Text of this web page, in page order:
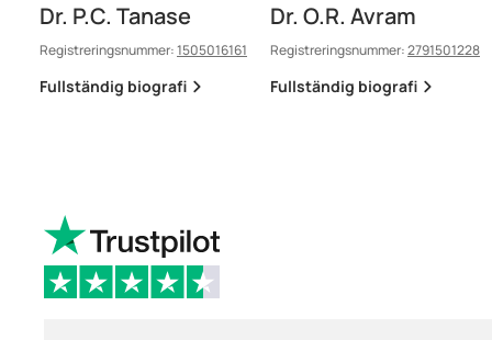
Dr. P.C. Tanase
Registreringsnummer:1505016161
Fullständig biografi
Dr. O.R. Avram
Registreringsnummer:2791501228
Fullständig biografi